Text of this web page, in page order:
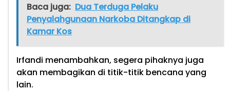
Baca juga: Dua Terduga Pelaku
Penyalahgunaan Narkoba Ditangkap di
Kamar Kos
Irfandi menambahkan, segera pihaknya juga
akan membagikan di titik-titik bencana yang
lain.